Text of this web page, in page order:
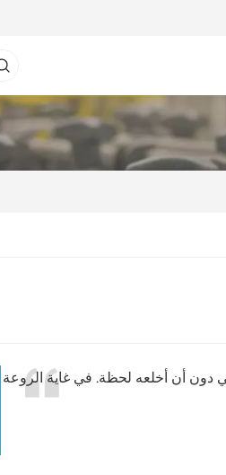
دون أن أخلعه لحظة. في غاية الروعة!